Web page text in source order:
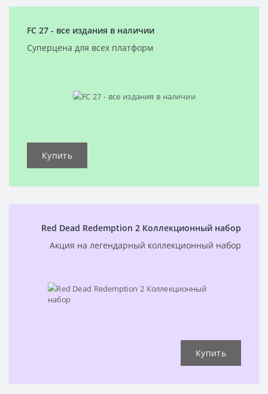
FС 27 - все издания в наличии
Суперцена для всех платформ
Купить
Red Dead Redemption 2 Коллекционный набор
Акция на легендарный коллекционный набор
Купить